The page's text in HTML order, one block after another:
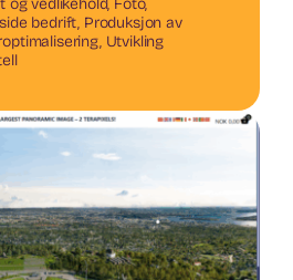
og vedlikehold, Foto,
bedrift, Produksjon av
, Utvikling